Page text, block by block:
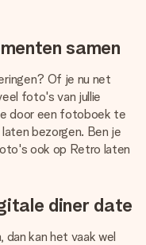
samen
Of je nu net
foto's van jullie
door een fotoboek te
bezorgen. Ben je
ook op Retro laten
diner date
kan het vaak wel